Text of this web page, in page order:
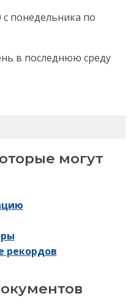
с понедельника по
в последнюю среду
могут
рекордов